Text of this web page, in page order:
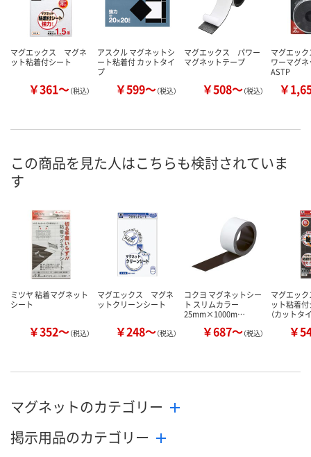
マグエックス マグネ
ット粘着付シート
￥361～（税込）
アスクル マグネットシ
ート粘着付 カットタイ
プ
￥599～（税込）
マグエックス パワー
マグネットテープ
￥508～（税込）
マグエッ
ワーマグ
ASTP
￥
この商品を見た人はこちらも検討されていま
す
ミツヤ 粘着マグネット
シート
￥352～（税込）
マグエックス マグネ
ットクリーンシート
￥248～（税込）
コクヨ マグネットシー
ト スリムカラー
25mm×1000m…
￥687～（税込）
マグエッ
ット粘着
（カットタ
￥
マグネットのカテゴリー
掲示用品のカテゴリー